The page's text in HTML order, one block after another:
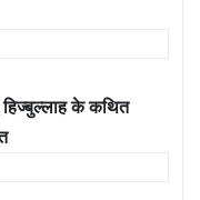
हिज्बुल्लाह के कथित